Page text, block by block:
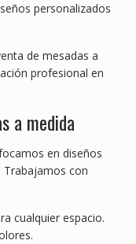
personalizados
de mesadas a
profesional en
a medida
en diseños
Trabajamos con
cualquier espacio.